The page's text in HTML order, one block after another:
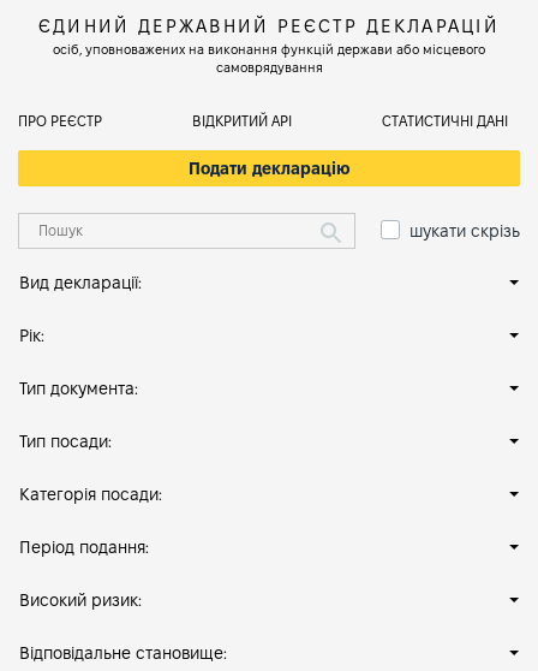
ЄДИНИЙ ДЕРЖАВНИЙ РЕЄСТР ДЕКЛАРАЦІЙ
осіб, уповноважених на виконання функцій держави або місцевого
самоврядування
ПРО РЕЄСТР ВІДКРИТИЙ АРІ СТАТИСТИЧНІ ДАНІ
Подати декларацію
шукати скрізь
Вид декларації:
Рік:
Тип документа:
Тип посади:
Категорія посади:
Період подання:
Високий ризик:
Відповідальне становище: